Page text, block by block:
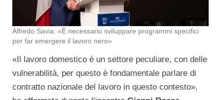
Alfredo Savia: «È necessario sviluppare programmi specifici
per far emergere il lavoro nero»
«Il lavoro domestico è un settore peculiare, con delle
vulnerabilità, per questo è fondamentale parlare di
contratto nazionale del lavoro in questo contesto»,